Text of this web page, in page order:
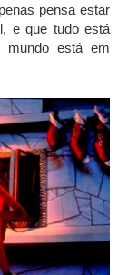
pensa estar
e que tudo está
mundo está em